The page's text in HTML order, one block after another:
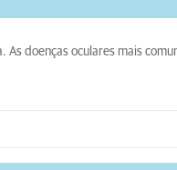
doenças oculares mais